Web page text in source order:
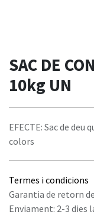
SAC DE
10kg UN
EFECTE: Sac de
colors
Termes i condicions
Garantia de retorn
Enviament: 2-3 dies